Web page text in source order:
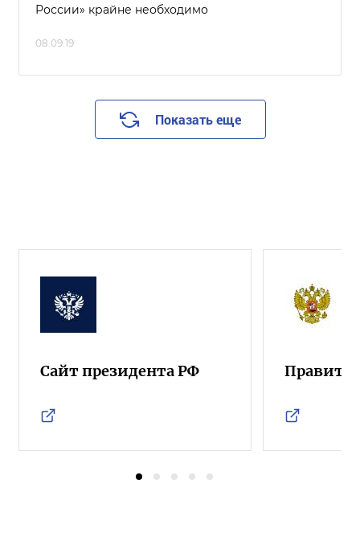
России» крайне необходимо
08.09.19
Показать еще
Сайт президента РФ